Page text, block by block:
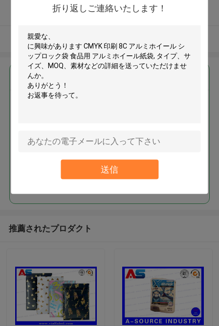
折り返しご連絡いたします！
送信
確認された製造者
続行
推薦されたプロダクト